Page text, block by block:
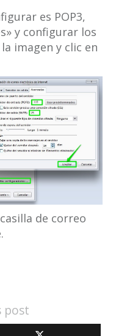
es POP3,
y configurar los
imagen y clic en
de correo
post